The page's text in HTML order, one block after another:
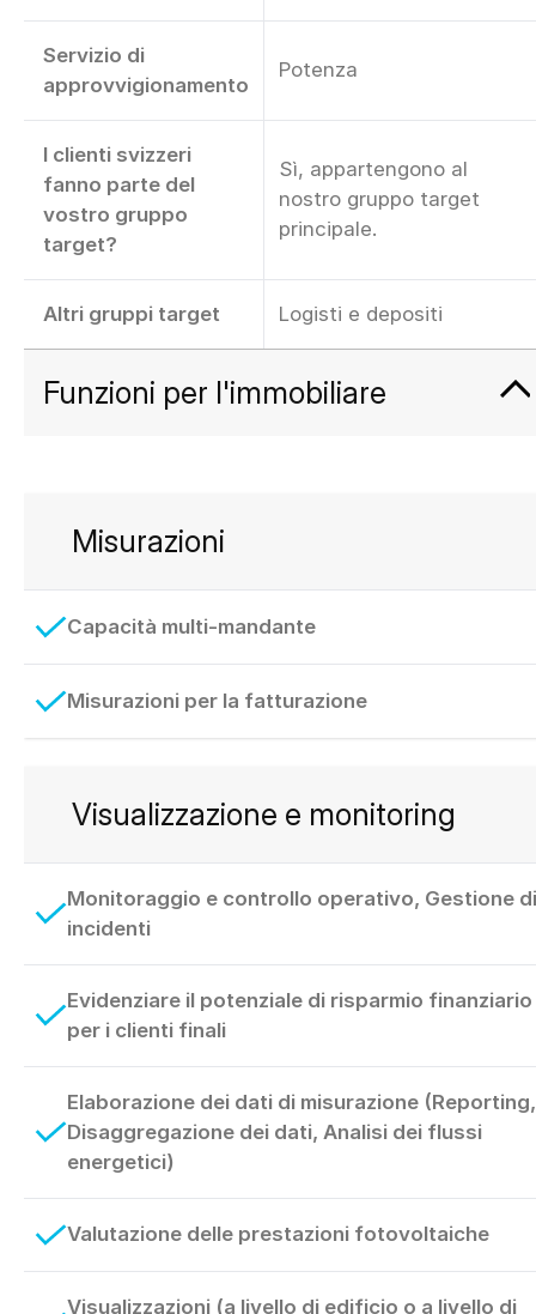
Servizio di
approvvigionamento
Potenza
I clienti svizzeri
fanno parte del
vostro gruppo
target?
Sì, appartengono al
nostro gruppo target
principale.
Altri gruppi target Logisti e depositi
Funzioni per l'immobiliare
Misurazioni
Capacità multi-mandante
Misurazioni per la fatturazione
Visualizzazione e monitoring
Monitoraggio e controllo operativo, Gestione di
incidenti
Evidenziare il potenziale di risparmio finanziario
per i clienti finali
Elaborazione dei dati di misurazione (Reporting,
Disaggregazione dei dati, Analisi dei flussi
energetici)
Valutazione delle prestazioni fotovoltaiche
Visualizzazioni (a livello di edificio o a livello di